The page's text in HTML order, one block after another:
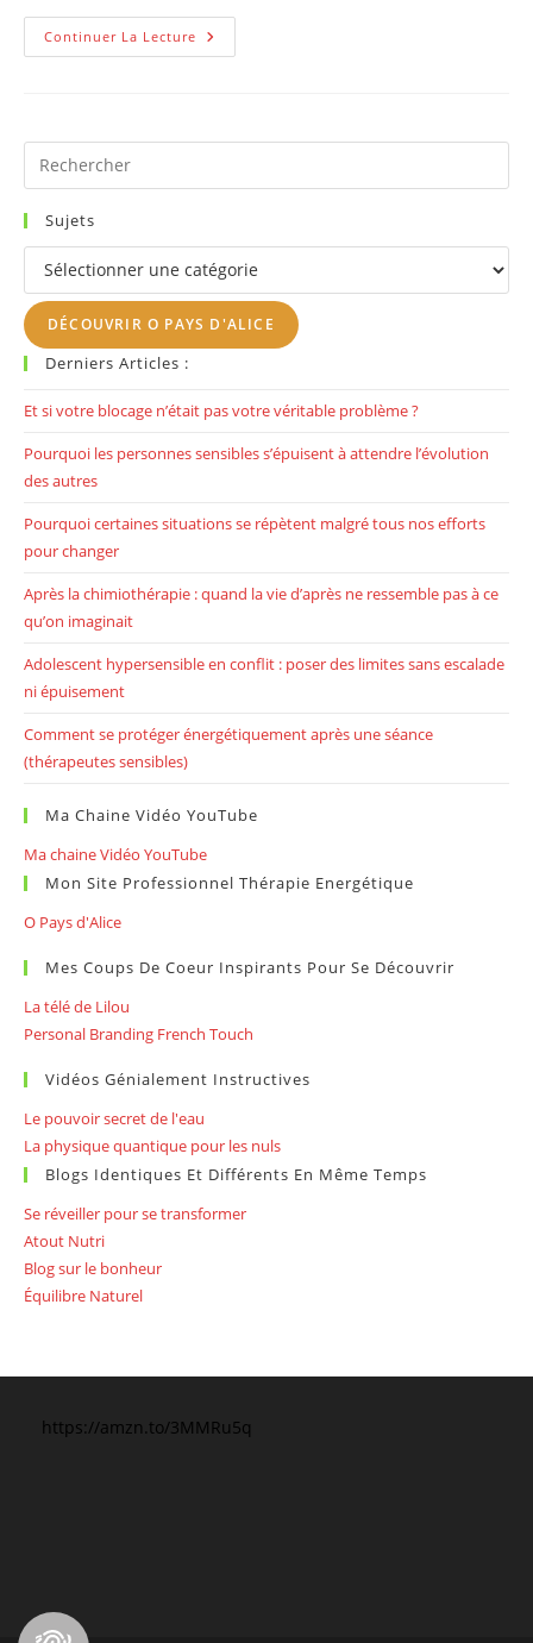
Continuer La Lecture Le
Train
Sujets
Sujets
DÉCOUVRIR O PAYS D'ALICE
Derniers Articles :
Et si votre blocage n’était pas votre véritable problème ?
Pourquoi les personnes sensibles s’épuisent à attendre l’évolution
des autres
Pourquoi certaines situations se répètent malgré tous nos efforts
pour changer
Après la chimiothérapie : quand la vie d’après ne ressemble pas à ce
qu’on imaginait
Adolescent hypersensible en conflit : poser des limites sans escalade
ni épuisement
Comment se protéger énergétiquement après une séance
(thérapeutes sensibles)
Ma Chaine Vidéo YouTube
Ma chaine Vidéo YouTube
Mon Site Professionnel Thérapie Energétique
O Pays d'Alice
Mes Coups De Coeur Inspirants Pour Se Découvrir
La télé de Lilou
Personal Branding French Touch
Vidéos Génialement Instructives
Le pouvoir secret de l'eau
La physique quantique pour les nuls
Blogs Identiques Et Différents En Même Temps
Se réveiller pour se transformer
Atout Nutri
Blog sur le bonheur
Équilibre Naturel
https://amzn.to/3MMRu5q